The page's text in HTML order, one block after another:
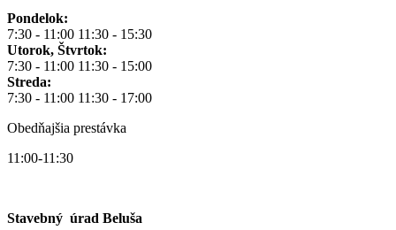
Pondelok:
7:30 - 11:00 11:30 - 15:30
Utorok, Štvrtok:
7:30 - 11:00 11:30 - 15:00
Streda:
7:30 - 11:00 11:30 - 17:00
Obedňajšia prestávka
11:00-11:30
Stavebný úrad Beluša